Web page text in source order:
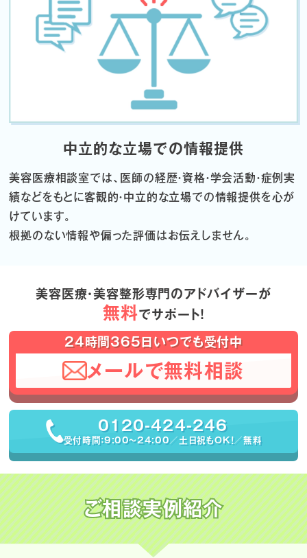
中立的な立場での情報提供
美容医療相談室では、医師の経歴・資格・学会活動・症例実
績などをもとに客観的・中立的な立場での情報提供を心が
けています。
根拠のない情報や偏った評価はお伝えしません。
美容医療・美容整形専門のアドバイザーが
無料でサポート！
24時間365日いつでも受付中
メールで無料相談
0120-424-246
受付時間：9:00〜24:00／土日祝もOK！／無料
ご相談実例紹介